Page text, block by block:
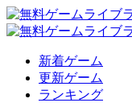
新着ゲーム
更新ゲーム
ランキング